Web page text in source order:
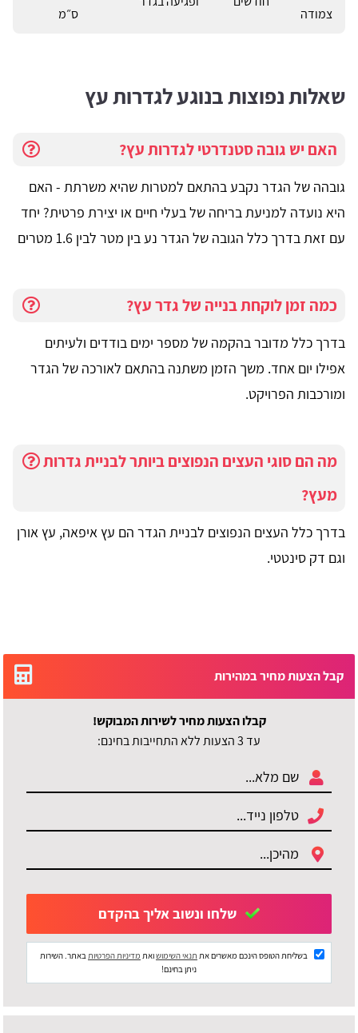
צמודה
ס״מ
שאלות נפוצות בנוגע לגדרות עץ
האם יש גובה סטנדרטי לגדרות עץ?
גובהה של הגדר נקבע בהתאם למטרות שהיא משרתת - האם
היא נועדה למניעת בריחה של בעלי חיים או יצירת פרטית? יחד
עם זאת בדרך כלל הגובה של הגדר נע בין מטר לבין 1.6 מטרים
כמה זמן לוקחת בנייה של גדר עץ?
בדרך כלל מדובר בהקמה של מספר ימים בודדים ולעיתים
אפילו יום אחד. משך הזמן משתנה בהתאם לאורכה של הגדר
ומורכבות הפרויקט.
מה הם סוגי העצים הנפוצים ביותר לבניית גדרות
מעץ?
בדרך כלל העצים הנפוצים לבניית הגדר הם עץ איפאה, עץ אורן
וגם דק סינטטי.
קבל הצעות מחיר במהירות
קבלו הצעות מחיר לשירות המבוקש!
עד 3 הצעות ללא התחייבות בחינם:
בשליחת הטופס הינכם מאשרים את תנאי השימושואת מדיניות הפרטיות באתר. השירות
ניתן בחינם!